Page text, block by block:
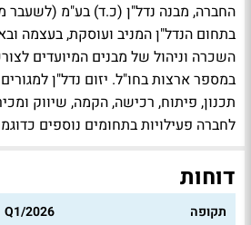
החברה, מבנה נדל"ן (כ.ד) בע"מ (לשעבר
בתחום הנדל"ן המניב ועוסקת, בעצמה
השכרה וניהול של מבנים המיועדים
במספר ארצות בחו"ל. יזום נדל"ן
תכנון, פיתוח, רכישה, הקמה, שיווק
לחברה פעילויות בתחומים נוספים
דוחות
תקופה Q1/2026